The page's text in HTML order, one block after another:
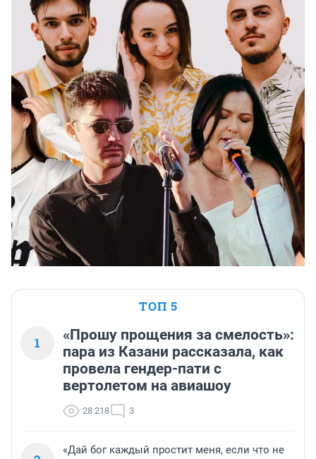
ТОП 5
1
«Прошу прощения за смелость»:
пара из Казани рассказала, как
провела гендер-пати с
вертолетом на авиашоу
28 218 3
«Дай бог каждый простит меня, если что не